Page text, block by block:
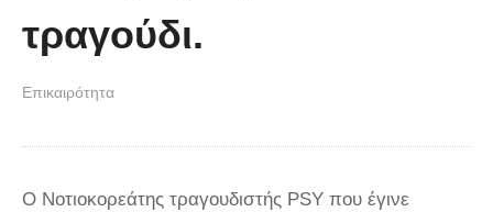
τραγούδι.
Επικαιρότητα
Ο Νοτιοκορεάτης τραγουδιστής PSY που έγινε